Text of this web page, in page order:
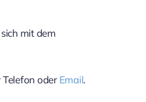
mit dem
Telefon oder Email.